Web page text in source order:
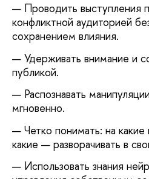
Проводить выступления
конфликтной аудиторией
сохранением влияния.
Удерживать внимание и
публикой.
Распознавать
мгновенно.
Четко понимать: на
какие — разворачивать в
Использовать знания